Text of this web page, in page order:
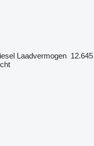
Laadvermogen 12.645